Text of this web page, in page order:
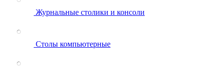
Журнальные столики и консоли
Столы компьютерные